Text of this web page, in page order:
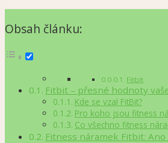
Obsah článku:
Fitbit
Fitbit – přesné hodnoty
Kde se vzal FitBit?
Pro koho jsou fitness
Co všechno fitness
Fitness náramek Fitbit: Ano